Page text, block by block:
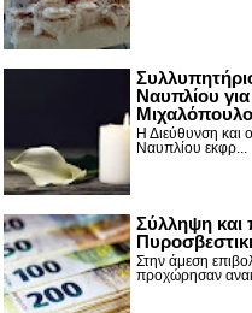
Ναυπλίου
Η Διεύθυνση και
Ναυπλίου εκφρ...
Σύλληψη και
Στην άμεση
προχώρησαν